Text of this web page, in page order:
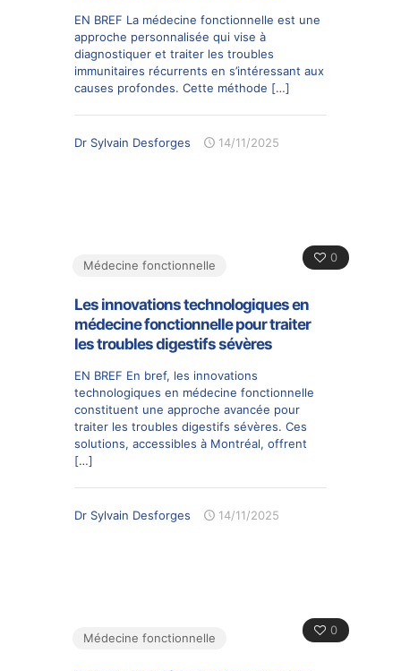
EN BREF La médecine fonctionnelle est une
approche personnalisée qui vise à
diagnostiquer et traiter les troubles
immunitaires récurrents en s’intéressant aux
causes profondes. Cette méthode […]
Dr Sylvain Desforges 14/11/2025
0
Médecine fonctionnelle
Les innovations technologiques en
médecine fonctionnelle pour traiter
les troubles digestifs sévères
EN BREF En bref, les innovations
technologiques en médecine fonctionnelle
constituent une approche avancée pour
traiter les troubles digestifs sévères. Ces
solutions, accessibles à Montréal, offrent
[…]
Dr Sylvain Desforges 14/11/2025
0
Médecine fonctionnelle